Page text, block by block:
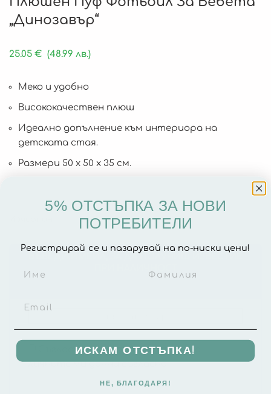
„Динозавър“
25.05 € (48.99 лв.)
Меко и удобно
Висококачествен плюш
Идеално допълнение към интериора на
детската стая.
Размери 50 х 50 х 35 см.
ВЪВЕДИ ИМЕЙЛ, ЗА ДА ПОЛУЧИШ ИЗВЕСТИЕ
Съгласен съм с обработката на
личните ми данни съгласноПолитиката
за поверителност.
5% ОТСТЪПКА ЗА НОВИ
ПОТРЕБИТЕЛИ
Регистрирай се и пазарувай на по-ниски цени!
ИСКАМ ОТСТЪПКА!
НЕ, БЛАГОДАРЯ!